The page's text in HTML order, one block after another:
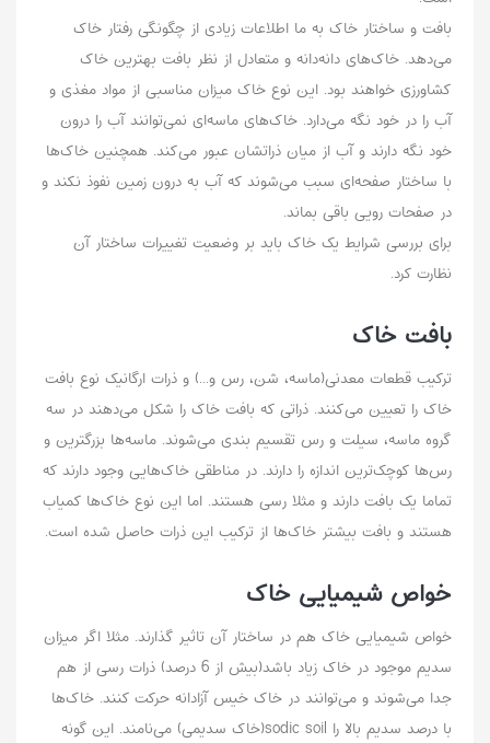
بافت و ساختار خاک به ما اطلاعات زیادی از چگونگی رفتار خاک
می‌دهد. خاک‌های دانه‌دانه و متعادل از نظر بافت بهترین خاک
کشاورزی خواهند بود. این نوع خاک میزان مناسبی از مواد مغذی و
آب را در خود نگه می‌دارد. خاک‌های ماسه‌ای نمی‌توانند آب را درون
خود نگه دارند و آب از میان ذراتشان عبور می‌کند. همچنین خاک‌ها
با ساختار صفحه‌ای سبب می‌شوند که آب به درون زمین نفوذ نکند و
در صفحات رویی باقی بماند.
برای بررسی شرایط یک خاک باید بر وضعیت تغییرات ساختار آن
نظارت کرد.
بافت خاک
ترکیب قطعات معدنی(ماسه، شن، رس و...) و ذرات ارگانیک نوع بافت
خاک را تعیین می‌کنند. ذراتی که بافت خاک را شکل می‌دهند در سه
گروه ماسه، سیلت و رس تقسیم بندی می‌شوند. ماسه‌ها بزرگترین و
رس‌ها کوچک‌ترین اندازه را دارند. در ‌مناطقی خاک‌هایی وجود دارند که
تماما یک بافت دارند و مثلا رسی هستند. اما این نوع خاک‌ها کمیاب
هستند و بافت بیشتر خاک‌ها از ترکیب این ذرات حاصل شده است.
خواص شیمیایی خاک
خواص شیمیایی خاک هم در ساختار آن تاثیر گذارند. مثلا اگر میزان
سدیم موجود در خاک زیاد باشد(بیش از 6 درصد) ذرات رسی از هم
جدا می‌شوند و می‌توانند در خاک خیس آزادانه حرکت کنند. خاک‌ها
با درصد سدیم بالا را sodic soil(خاک سدیمی) می‌نامند. این گونه